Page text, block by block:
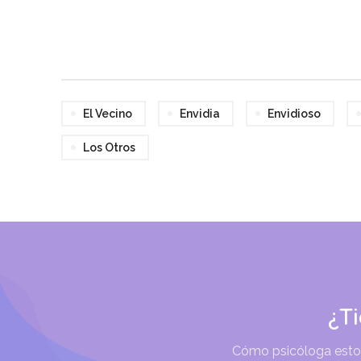
El Vecino Envidia Envidioso
Los Otros
Cómo psicóloga